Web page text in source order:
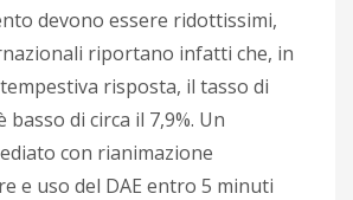
devono essere ridottissimi,
riportano infatti che, in
risposta, il tasso di
basso di circa il 7,9%. Un
con rianimazione
e uso del DAE entro 5 minuti